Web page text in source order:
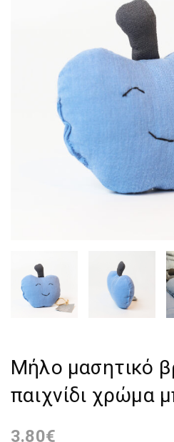
Μήλο μασητικό
παιχνίδι χρώμα
3.80€